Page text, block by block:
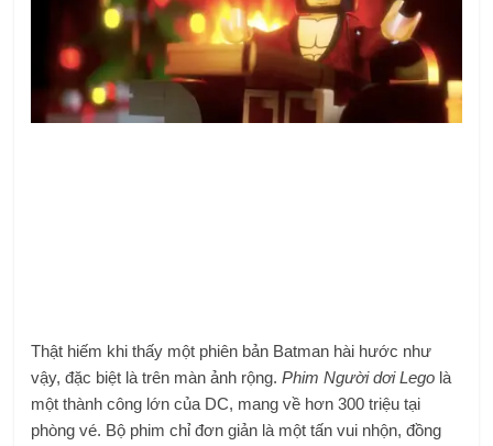
Thật hiếm khi thấy một phiên bản Batman hài hước như
vậy, đặc biệt là trên màn ảnh rộng.Phim Người dơi Lego là
một thành công lớn của DC, mang về hơn 300 triệu tại
phòng vé. Bộ phim chỉ đơn giản là một tấn vui nhộn, đồng